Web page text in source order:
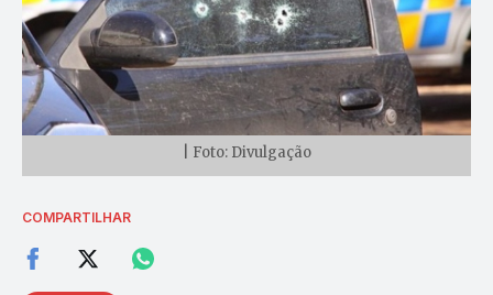
| Foto: Divulgação
COMPARTILHAR